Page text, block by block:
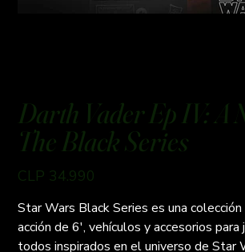
Darth Vader Ep IV: A
The Black Series
Preço
CLP 34.990
Star Wars Black Series es una
acción de 6', vehículos y accesorios para
todos inspirados en el universo de Star